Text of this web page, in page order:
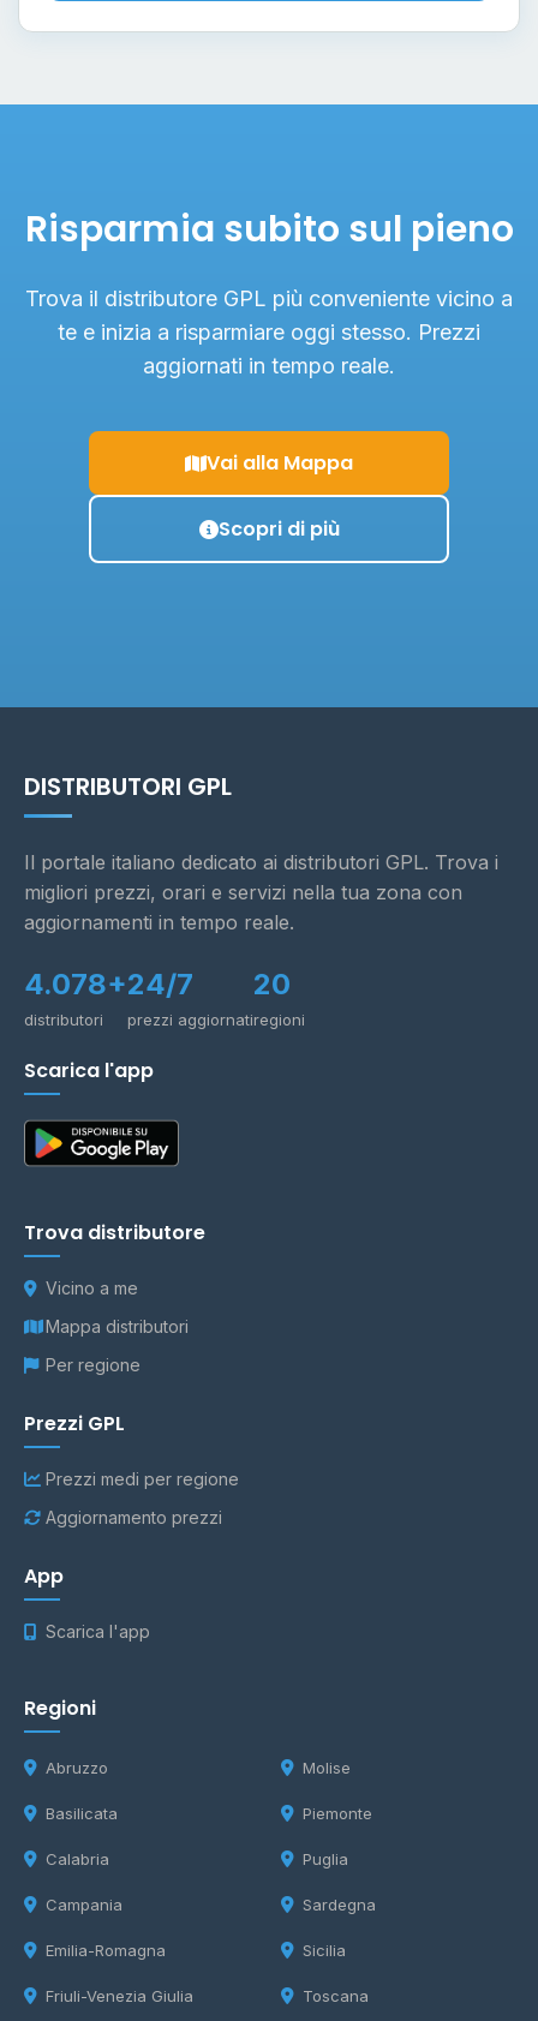
Risparmia subito sul pieno
Trova il distributore GPL più conveniente vicino a
te e inizia a risparmiare oggi stesso. Prezzi
aggiornati in tempo reale.
Vai alla Mappa
Scopri di più
DISTRIBUTORI GPL
Il portale italiano dedicato ai distributori GPL. Trova i
migliori prezzi, orari e servizi nella tua zona con
aggiornamenti in tempo reale.
4.078+
distributori
24/7
prezzi aggiornati
20
regioni
Scarica l'app
Trova distributore
Vicino a me
Mappa distributori
Per regione
Prezzi GPL
Prezzi medi per regione
Aggiornamento prezzi
App
Scarica l'app
Regioni
Abruzzo
Basilicata
Calabria
Campania
Emilia-Romagna
Friuli-Venezia Giulia
Molise
Piemonte
Puglia
Sardegna
Sicilia
Toscana